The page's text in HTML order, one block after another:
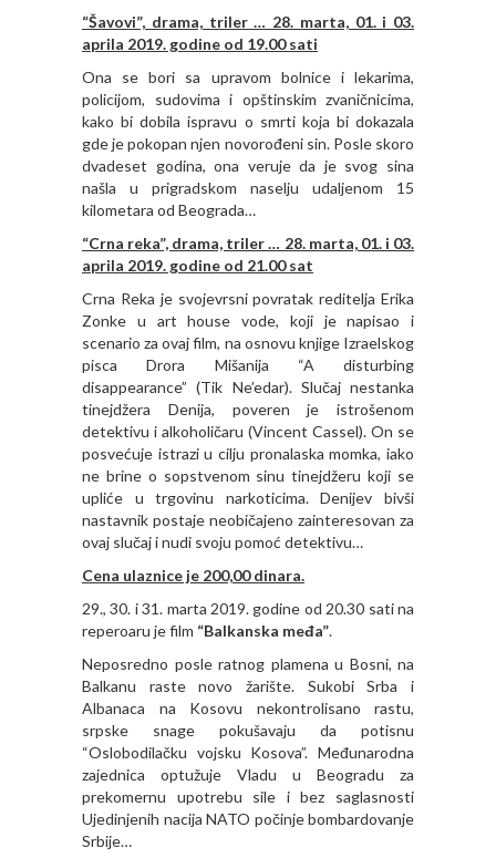
“Šavovi”, drama, triler … 28. marta, 01. i 03.
aprila 2019. godine od 19.00 sati
Ona se bori sa upravom bolnice i lekarima,
policijom, sudovima i opštinskim zvaničnicima,
kako bi dobila ispravu o smrti koja bi dokazala
gde je pokopan njen novorođeni sin. Posle skoro
dvadeset godina, ona veruje da je svog sina
našla u prigradskom naselju udaljenom 15
kilometara od Beograda…
“Crna reka”, drama, triler … 28. marta, 01. i 03.
aprila 2019. godine od 21.00 sat
Crna Reka je svojevrsni povratak reditelja Erika
Zonke u art house vode, koji je napisao i
scenario za ovaj film, na osnovu knjige Izraelskog
pisca Drora Mišanija “A disturbing
disappearance” (Tik Ne’edar). Slučaj nestanka
tinejdžera Denija, poveren je istrošenom
detektivu i alkoholičaru (Vincent Cassel). On se
posvećuje istrazi u cilju pronalaska momka, iako
ne brine o sopstvenom sinu tinejdžeru koji se
upliće u trgovinu narkoticima. Denijev bivši
nastavnik postaje neobičajeno zainteresovan za
ovaj slučaj i nudi svoju pomoć detektivu…
Cena ulaznice je 200,00 dinara.
29., 30. i 31. marta 2019. godine od 20.30 sati na
reperoaru je film “Balkanska međa”.
Neposredno posle ratnog plamena u Bosni, na
Balkanu raste novo žarište. Sukobi Srba i
Albanaca na Kosovu nekontrolisano rastu,
srpske snage pokušavaju da potisnu
“Oslobodilačku vojsku Kosova”. Međunarodna
zajednica optužuje Vladu u Beogradu za
prekomernu upotrebu sile i bez saglasnosti
Ujedinjenih nacija NATO počinje bombardovanje
Srbije…